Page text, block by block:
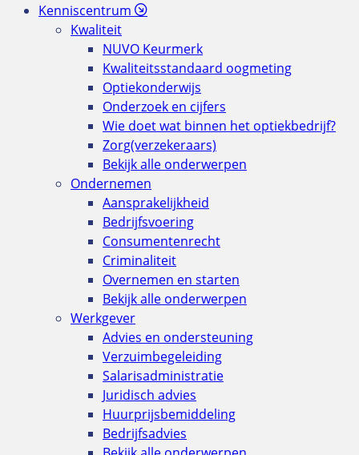
Kenniscentrum
Kwaliteit
NUVO Keurmerk
Kwaliteitsstandaard oogmeting
Optiekonderwijs
Onderzoek en cijfers
Wie doet wat binnen het optiekbedrijf?
Zorg(verzekeraars)
Bekijk alle onderwerpen
Ondernemen
Aansprakelijkheid
Bedrijfsvoering
Consumentenrecht
Criminaliteit
Overnemen en starten
Bekijk alle onderwerpen
Werkgever
Advies en ondersteuning
Verzuimbegeleiding
Salarisadministratie
Juridisch advies
Huurprijsbemiddeling
Bedrijfsadvies